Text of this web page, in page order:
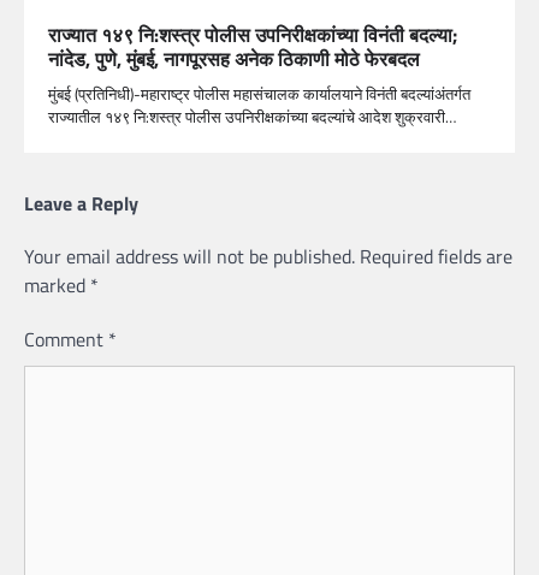
राज्यात १४९ नि:शस्त्र पोलीस उपनिरीक्षकांच्या विनंती बदल्या;
नांदेड, पुणे, मुंबई, नागपूरसह अनेक ठिकाणी मोठे फेरबदल
मुंबई (प्रतिनिधी)-महाराष्ट्र पोलीस महासंचालक कार्यालयाने विनंती बदल्यांअंतर्गत
राज्यातील १४९ नि:शस्त्र पोलीस उपनिरीक्षकांच्या बदल्यांचे आदेश शुक्रवारी…
Leave a Reply
Your email address will not be published. Required fields are
marked *
Comment *